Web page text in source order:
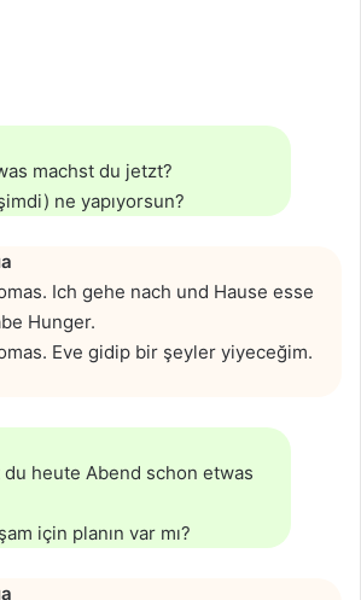
machst du jetzt?
ne yapıyorsun?
Ich gehe nach und Hause esse
Hunger.
Eve gidip bir şeyler yiyeceğim.
heute Abend schon etwas
için planın var mı?